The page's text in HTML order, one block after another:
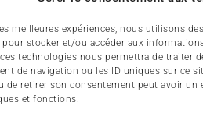
meilleures expériences, nous utilisons
stocker et/ou accéder aux
technologies nous permettra de traiter
de navigation ou les ID uniques sur ce
de retirer son consentement peut avoir un
et fonctions.